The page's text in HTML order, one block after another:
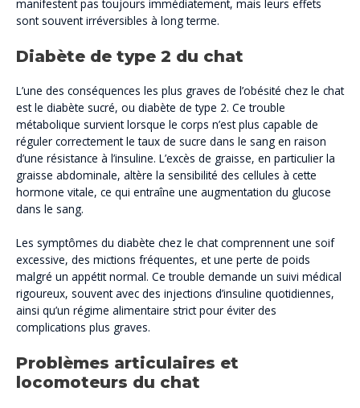
manifestent pas toujours immédiatement, mais leurs effets
sont souvent irréversibles à long terme.
Diabète de type 2 du chat
L’une des conséquences les plus graves de l’obésité chez le chat
est le diabète sucré, ou diabète de type 2. Ce trouble
métabolique survient lorsque le corps n’est plus capable de
réguler correctement le taux de sucre dans le sang en raison
d’une résistance à l’insuline. L’excès de graisse, en particulier la
graisse abdominale, altère la sensibilité des cellules à cette
hormone vitale, ce qui entraîne une augmentation du glucose
dans le sang.
Les symptômes du diabète chez le chat comprennent une soif
excessive, des mictions fréquentes, et une perte de poids
malgré un appétit normal. Ce trouble demande un suivi médical
rigoureux, souvent avec des injections d’insuline quotidiennes,
ainsi qu’un régime alimentaire strict pour éviter des
complications plus graves.
Problèmes articulaires et
locomoteurs du chat